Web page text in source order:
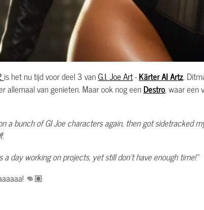
is het nu tijd voor deel 3 vanG.I. Joe Art-Kärter AI Artz.
allemaal van genieten. Maar ook nog eenDestro, waar een
a bunch of GI Joe characters again, then got sidetracked
a day working on projects, yet still don't have enough time!"
👊🏽